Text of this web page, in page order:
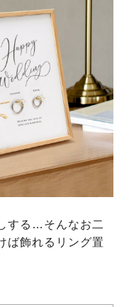
する…そんなお二
ば飾れるリング置